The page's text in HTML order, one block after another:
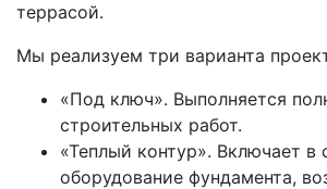
террасой.
Мы реализуем три варианта
«Под ключ». Выполняется
строительных работ.
«Теплый контур». Включает в
оборудование фундамента,